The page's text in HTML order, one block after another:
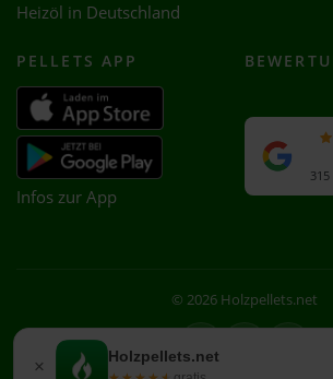
× Holzpellets.net
Heizöl in Deutschland
PELLETS APP
Infos zur App
© 2026 Holzpellets.net
Facebook